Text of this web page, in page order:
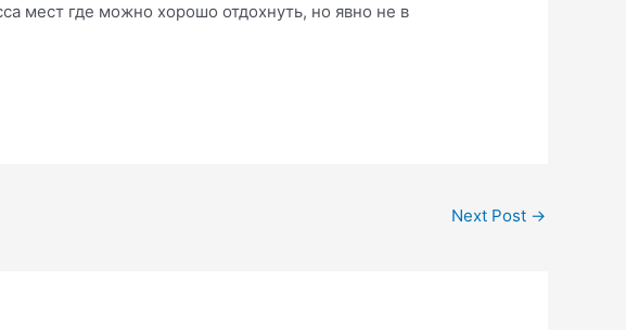
мест где можно хорошо отдохнуть, но явно не в
Next Post →